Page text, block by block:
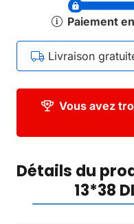
Paiement
Livraison
Vous avez
Détails du
13*38